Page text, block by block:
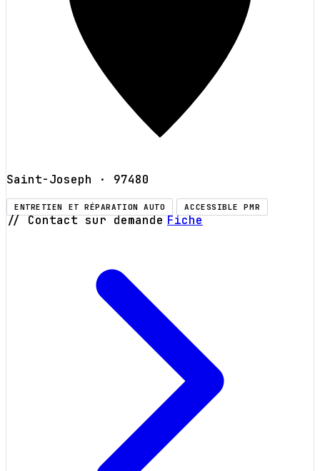
Saint-Joseph · 97480
ENTRETIEN ET RÉPARATION AUTO ACCESSIBLE PMR
// Contact sur demande Fiche